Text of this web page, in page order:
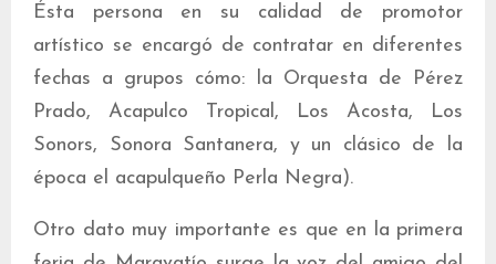
Ésta persona en su calidad de promotor
artístico se encargó de contratar en diferentes
fechas a grupos cómo: la Orquesta de Pérez
Prado, Acapulco Tropical, Los Acosta, Los
Sonors, Sonora Santanera, y un clásico de la
época el acapulqueño Perla Negra).
Otro dato muy importante es que en la primera